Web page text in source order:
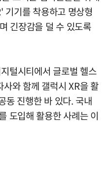
기기를 착용하고 명상형
긴장감을 덜 수 있도록
털시티에서 글로벌 헬스
와 함께 갤럭시 XR을 활
동 진행한 바 있다. 국내
도입해 활용한 사례는 이